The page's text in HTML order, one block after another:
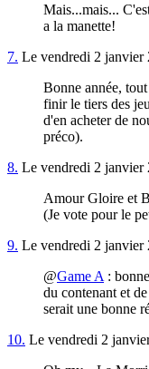
Mais...mais...
a la manette!
7. Le vendredi 2
Bonne année,
finir le tiers des
d'en acheter de
préco).
8. Le vendredi 2 janvier
Amour Gloire et
(Je vote pour le
9. Le vendredi 2 janvier
@Game A :
du contenant et
serait une bonne
10. Le vendredi 2